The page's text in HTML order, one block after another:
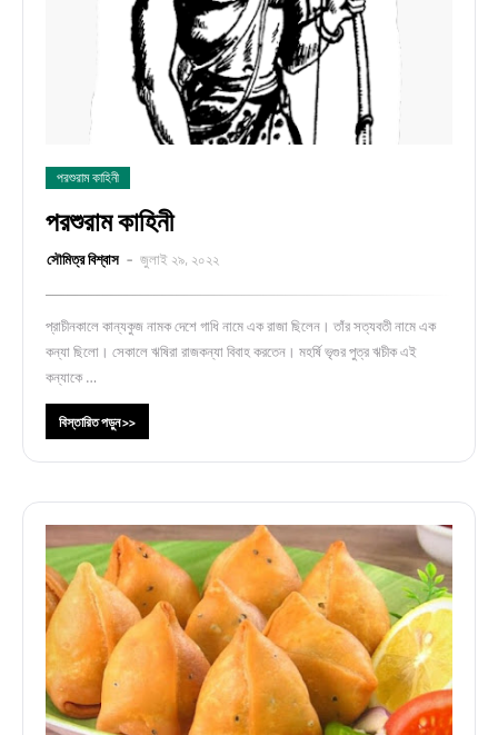
পরশুরাম কাহিনী
পরশুরাম কাহিনী
সৌমিত্র বিশ্বাস জুলাই ২৯, ২০২২
প্রাচীনকালে কান্যকুজ নামক দেশে গাধি নামে এক রাজা ছিলেন। তাঁর সত্যবতী নামে এক
কন্যা ছিলো। সেকালে ঋষিরা রাজকন্যা বিবাহ করতেন। মহর্ষি ভৃগুর পুত্র ঋচীক এই
কন্যাকে …
বিস্তারিত পড়ুন >>